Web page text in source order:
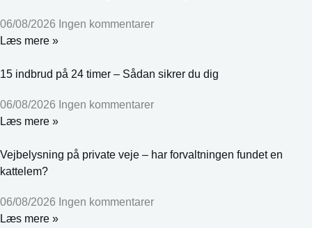
06/08/2026 Ingen kommentarer
Læs mere »
15 indbrud på 24 timer – Sådan sikrer du dig
06/08/2026 Ingen kommentarer
Læs mere »
Vejbelysning på private veje – har forvaltningen fundet en
kattelem?
06/08/2026 Ingen kommentarer
Læs mere »